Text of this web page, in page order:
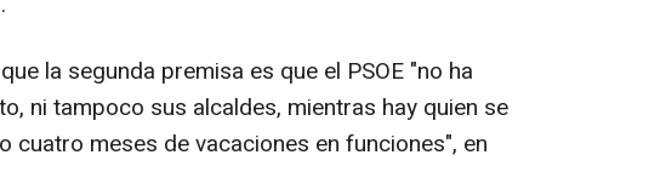
la segunda premisa es que el PSOE "no ha
ni tampoco sus alcaldes, mientras hay quien se
cuatro meses de vacaciones en funciones", en